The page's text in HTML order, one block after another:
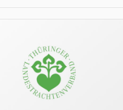
Spaß beim Lesen.